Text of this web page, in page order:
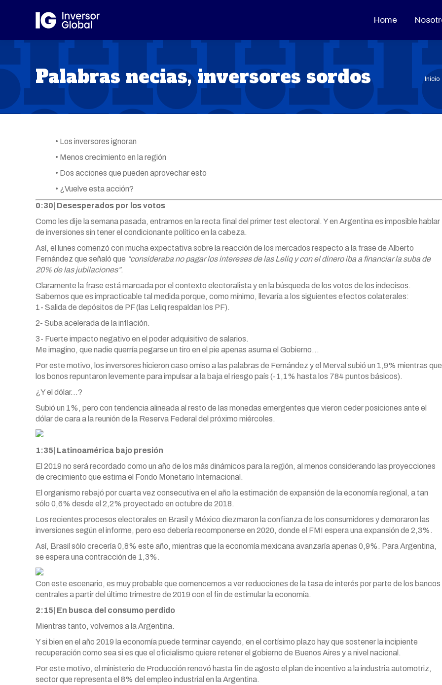
Home
Palabras necias, inversores sordos Inicio
• Los inversores ignoran
• Menos crecimiento en la región
• Dos acciones que pueden aprovechar esto
• ¿Vuelve esta acción?
0:30| Desesperados por los votos
Como les dije la semana pasada, entramos en la recta final del primer test electoral. Y en Argentina es imposible hablar
de inversiones sin tener el condicionante político en la cabeza.
Así, el lunes comenzó con mucha expectativa sobre la reacción de los mercados respecto a la frase de Alberto
Fernández que señaló que “consideraba no pagar los intereses de las Leliq y con el dinero iba a financiar la suba de
20% de las jubilaciones”.
Claramente la frase está marcada por el contexto electoralista y en la búsqueda de los votos de los indecisos.
Sabemos que es impracticable tal medida porque, como mínimo, llevaría a los siguientes efectos colaterales:
1- Salida de depósitos de PF (las Leliq respaldan los PF).
2- Suba acelerada de la inflación.
3- Fuerte impacto negativo en el poder adquisitivo de salarios.
Me imagino, que nadie querría pegarse un tiro en el pie apenas asuma el Gobierno…
Por este motivo, los inversores hicieron caso omiso a las palabras de Fernández y el Merval subió un 1,9% mientras que
los bonos repuntaron levemente para impulsar a la baja el riesgo país (-1,1% hasta los 784 puntos básicos).
¿Y el dólar…?
Subió un 1%, pero con tendencia alineada al resto de las monedas emergentes que vieron ceder posiciones ante el
dólar de cara a la reunión de la Reserva Federal del próximo miércoles.
1:35| Latinoamérica bajo presión
El 2019 no será recordado como un año de los más dinámicos para la región, al menos considerando las proyecciones
de crecimiento que estima el Fondo Monetario Internacional.
El organismo rebajó por cuarta vez consecutiva en el año la estimación de expansión de la economía regional, a tan
sólo 0,6% desde el 2,2% proyectado en octubre de 2018.
Los recientes procesos electorales en Brasil y México diezmaron la confianza de los consumidores y demoraron las
inversiones según el informe, pero eso debería recomponerse en 2020, donde el FMI espera una expansión de 2,3%.
Así, Brasil sólo crecería 0,8% este año, mientras que la economía mexicana avanzaría apenas 0,9%. Para Argentina,
se espera una contracción de 1,3%.
Con este escenario, es muy probable que comencemos a ver reducciones de la tasa de interés por parte de los bancos
centrales a partir del último trimestre de 2019 con el fin de estimular la economía.
2:15| En busca del consumo perdido
Mientras tanto, volvemos a la Argentina.
Y si bien en el año 2019 la economía puede terminar cayendo, en el cortísimo plazo hay que sostener la incipiente
recuperación como sea si es que el oficialismo quiere retener el gobierno de Buenos Aires y a nivel nacional.
Por este motivo, el ministerio de Producción renovó hasta fin de agosto el plan de incentivo a la industria automotriz,
sector que representa el 8% del empleo industrial en la Argentina.
Home